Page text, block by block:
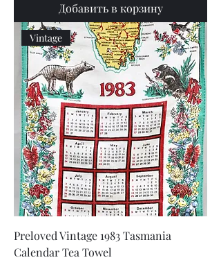
Добавить в корзину
Vintage
Preloved Vintage 1983 Tasmania
Calendar Tea Towel